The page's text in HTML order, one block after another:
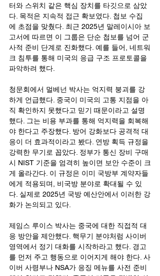
터와 스위치 같은 핵심 장치를 타깃으로 삼았
다. 목적은 지속적 접근 확보였다. 첩보 수집
에 초점을 맞췄다. 최근 2025년 말레이시아 보
고서에 따르면 이 그룹은 단순 첩보를 넘어 군
사적 준비 단계로 진화했다. 예를 들어, 네트워
크 침투를 통해 미국의 응급 구조 프로토콜을
파악하려 했다.
청문회에서 멀베넌 박사는 억지력 붕괴를 강
하게 언급했다. 중국이 미국의 고통 지점을 아
직 확인하지 못했다고 믿기 때문이라고 설명
했다. 그는 비용 부과를 통해 억지력을 회복해
야 한다고 주장했다. 방어 강화보다 공격적 대
응이 더 효과적이라고 봤다. 연방 획득 규정을
강력한 무기로 꼽았다. 정부가 통신 장비 구매
시 NIST 기준을 엄격히 높이면 보안 수준이 크
게 올라간다. 이 규정은 이미 국방부 계약자들
에게 적용되며, 비국방 분야로 확대될 수 있
다. 실제로 2025년 국방 예산안에서 이러한 강
화가 논의되고 있다.
제임스 루이스 박사는 중국에 대한 직접적 대
응 방안을 제안했다. 핵무기 분야처럼 사이버
영역에서 정기 대화를 시작하라고 했다. 경고
를 먼저 주고 행동으로 이어지게 해야 한다. 사
이버 사령부나 NSA가 응징 메뉴를 사전 준비